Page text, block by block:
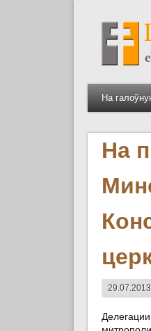
На
На
29.07.2013